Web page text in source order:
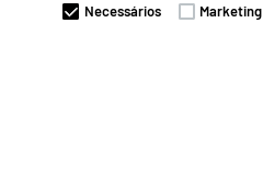
Necessários Marketing